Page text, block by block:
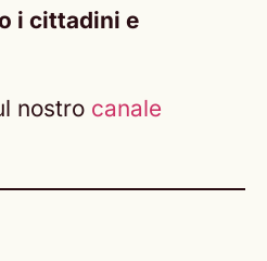
i cittadini e
nostro canale